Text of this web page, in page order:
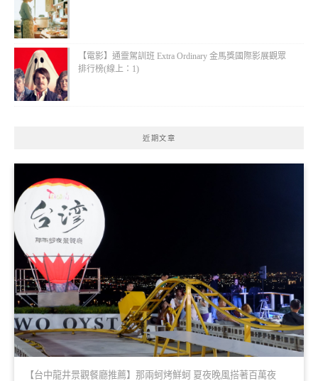
【電影】通靈駕訓班 Extra Ordinary 金馬獎國際影展觀眾
排行榜(線上：1)
近期文章
【台中龍井景觀餐廳推薦】那兩蚵烤鮮蚵 夏夜晚風搭著百萬夜